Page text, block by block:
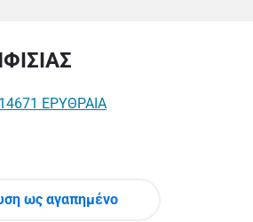
ως αγαπημένο
14671 ΕΡΥΘΡΑΙΑ